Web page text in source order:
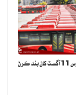
ميٽرو بس سروس 11 آگسٽ کان بند ڪرڻ